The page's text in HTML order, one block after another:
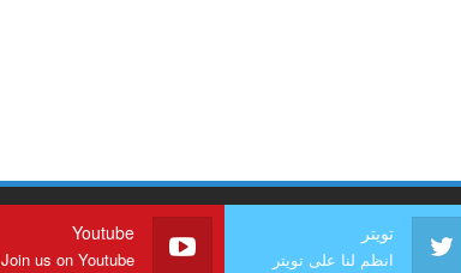
تويتر
انظم لنا على تويتر
Youtube
Join us on Youtube